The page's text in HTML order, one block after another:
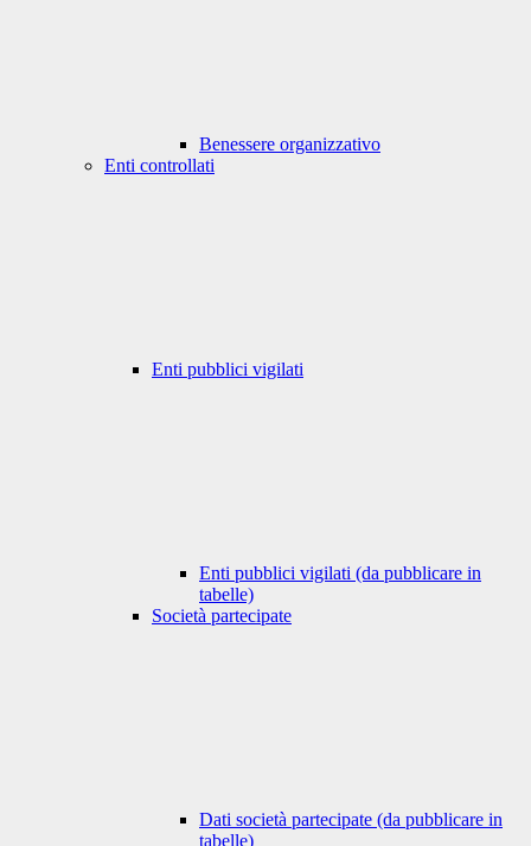
Benessere organizzativo
Enti controllati
Enti pubblici vigilati
Enti pubblici vigilati (da pubblicare in
tabelle)
Società partecipate
Dati società partecipate (da pubblicare in
tabelle)